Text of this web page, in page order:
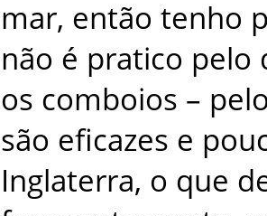
mar, então tenho
não é pratico pelo
os comboios –
são eficazes e
Inglaterra, o que